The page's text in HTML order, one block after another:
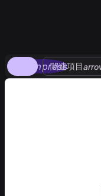
compress
関連項目